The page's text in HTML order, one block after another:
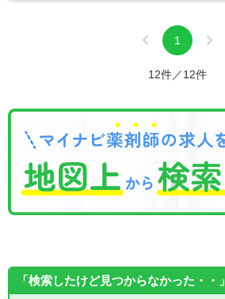
1
12件／12件
「検索したけど見つからなかった・・」